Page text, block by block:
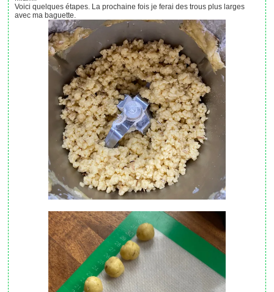
Voici quelques étapes. La prochaine fois je ferai des trous plus larges
avec ma baguette.